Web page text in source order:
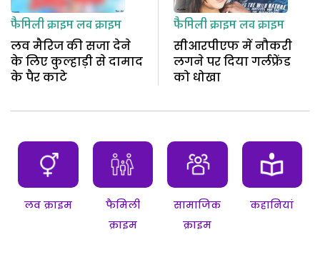
फैमिली क्राइमलव क्राइम
लव मैरिज की सजा देने
के लिए कुल्हाड़ी से दामाद
के पैर काटे
फैमिली क्राइमलव क्राइम
सीआरपीएफ में नौकरी
लगने पर दिया गर्लफ्रेंड
को धोखा
लव क्राइम
फैमिली
क्राइम
सामाजिक
क्राइम
कहानियां